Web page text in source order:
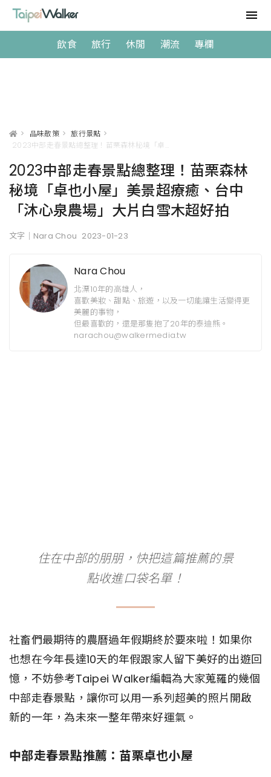
飲食 旅行 休閒 潮流 專欄
> 品味散策 > 旅行景點 >
2023中部走春景點總整理！苗栗森林
秘境「卓也小屋」美景超療癒、台中
「沐心泉農場」大片白雪木超好拍
文字｜Nara Chou 2023-01-23
Nara Chou
北漂10年的高雄人，
喜歡美妝、甜點、旅遊，以及一切能讓生活變得更
美麗的事物，
但最喜歡的，還是那隻抱了20年的泰迪熊。
narachou@walkermedia.tw
住在中部的朋朋，快把這篇推薦的景
點收進口袋名單！
社畜們最期待的農曆過年假期終於要來啦！如果你
也想在今年長達10天的年假跟家人留下美好的出遊回
憶，不妨參考Taipei Walker編輯為大家蒐羅的幾個
中部走春景點，讓你可以用一系列超美的照片開啟
新的一年，為未來一整年帶來好運氣。
中部走春景點推薦：苗栗卓也小屋